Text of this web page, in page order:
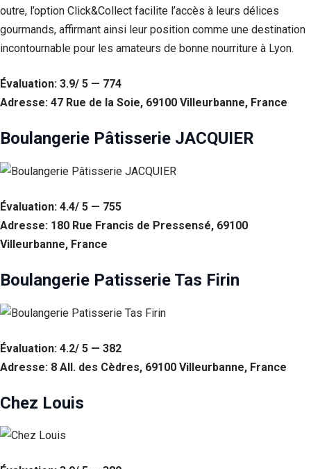
outre, l’option Click&Collect facilite l’accès à leurs délices
gourmands, affirmant ainsi leur position comme une destination
incontournable pour les amateurs de bonne nourriture à Lyon.
Évaluation: 3.9/ 5 — 774
Adresse: 47 Rue de la Soie, 69100 Villeurbanne, France
Boulangerie Pâtisserie JACQUIER
Évaluation: 4.4/ 5 — 755
Adresse: 180 Rue Francis de Pressensé, 69100
Villeurbanne, France
Boulangerie Patisserie Tas Firin
Évaluation: 4.2/ 5 — 382
Adresse: 8 All. des Cèdres, 69100 Villeurbanne, France
Chez Louis
Ces cookies ne
sont pas
sont
fonctionnement
du site Web.
Afin que
puissions
fonctionnalité
en fonction
dont le site